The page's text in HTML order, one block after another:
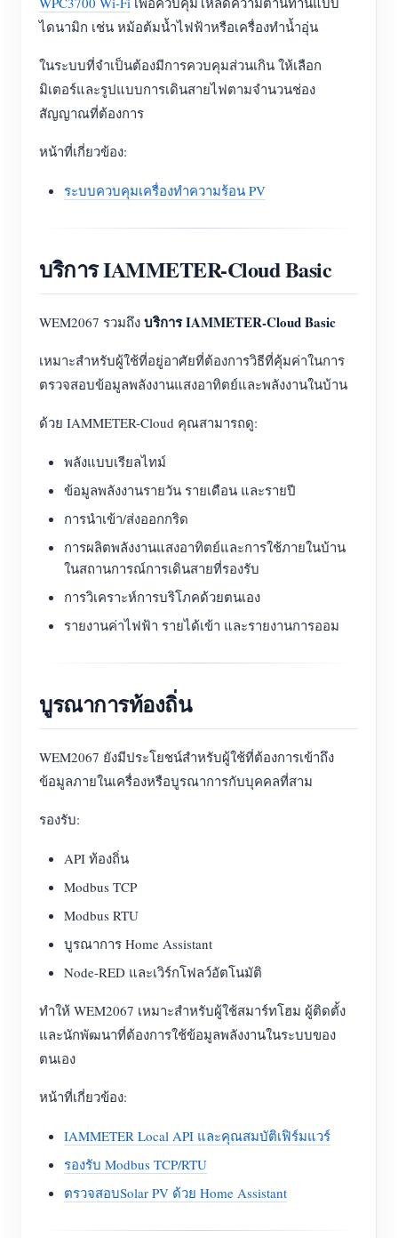
ไดนามิก เช่น หม้อต้มน้ำไฟฟ้าหรือเครื่องทำน้ำอุ่น
ในระบบที่จำเป็นต้องมีการควบคุมส่วนเกิน ให้เลือก
มิเตอร์และรูปแบบการเดินสายไฟตามจำนวนช่อง
สัญญาณที่ต้องการ
หน้าที่เกี่ยวข้อง:
ระบบควบคุมเครื่องทำความร้อน PV
บริการ IAMMETER-Cloud Basic
WEM2067 รวมถึง บริการ IAMMETER-Cloud Basic
เหมาะสำหรับผู้ใช้ที่อยู่อาศัยที่ต้องการวิธีที่คุ้มค่าในการ
ตรวจสอบข้อมูลพลังงานแสงอาทิตย์และพลังงานในบ้าน
ด้วย IAMMETER-Cloud คุณสามารถดู:
พลังแบบเรียลไทม์
ข้อมูลพลังงานรายวัน รายเดือน และรายปี
การนำเข้า/ส่งออกกริด
การผลิตพลังงานแสงอาทิตย์และการใช้ภายในบ้าน
ในสถานการณ์การเดินสายที่รองรับ
การวิเคราะห์การบริโภคด้วยตนเอง
รายงานค่าไฟฟ้า รายได้เข้า และรายงานการออม
บูรณาการท้องถิ่น
WEM2067 ยังมีประโยชน์สำหรับผู้ใช้ที่ต้องการเข้าถึง
ข้อมูลภายในเครื่องหรือบูรณาการกับบุคคลที่สาม
รองรับ:
API ท้องถิ่น
Modbus TCP
Modbus RTU
บูรณาการ Home Assistant
Node-RED และเวิร์กโฟลว์อัตโนมัติ
ทำให้ WEM2067 เหมาะสำหรับผู้ใช้สมาร์ทโฮม ผู้ติดตั้ง
และนักพัฒนาที่ต้องการใช้ข้อมูลพลังงานในระบบของ
ตนเอง
หน้าที่เกี่ยวข้อง:
IAMMETER Local API และคุณสมบัติเฟิร์มแวร์
รองรับ Modbus TCP/RTU
ตรวจสอบSolar PV ด้วย Home Assistant